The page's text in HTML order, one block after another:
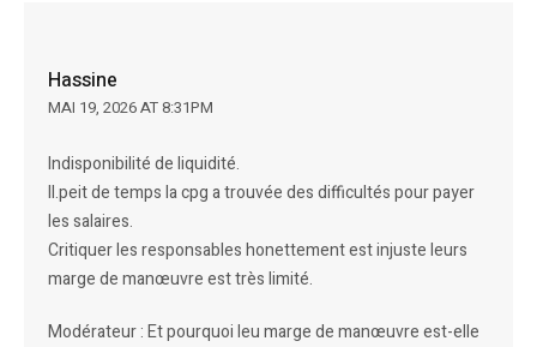
Hassine
MAI 19, 2026 AT 8:31PM
Indisponibilité de liquidité.
Il.peit de temps la cpg a trouvée des difficultés pour payer
les salaires.
Critiquer les responsables honettement est injuste leurs
marge de manœuvre est très limité.
Modérateur : Et pourquoi leu marge de manœuvre est-elle